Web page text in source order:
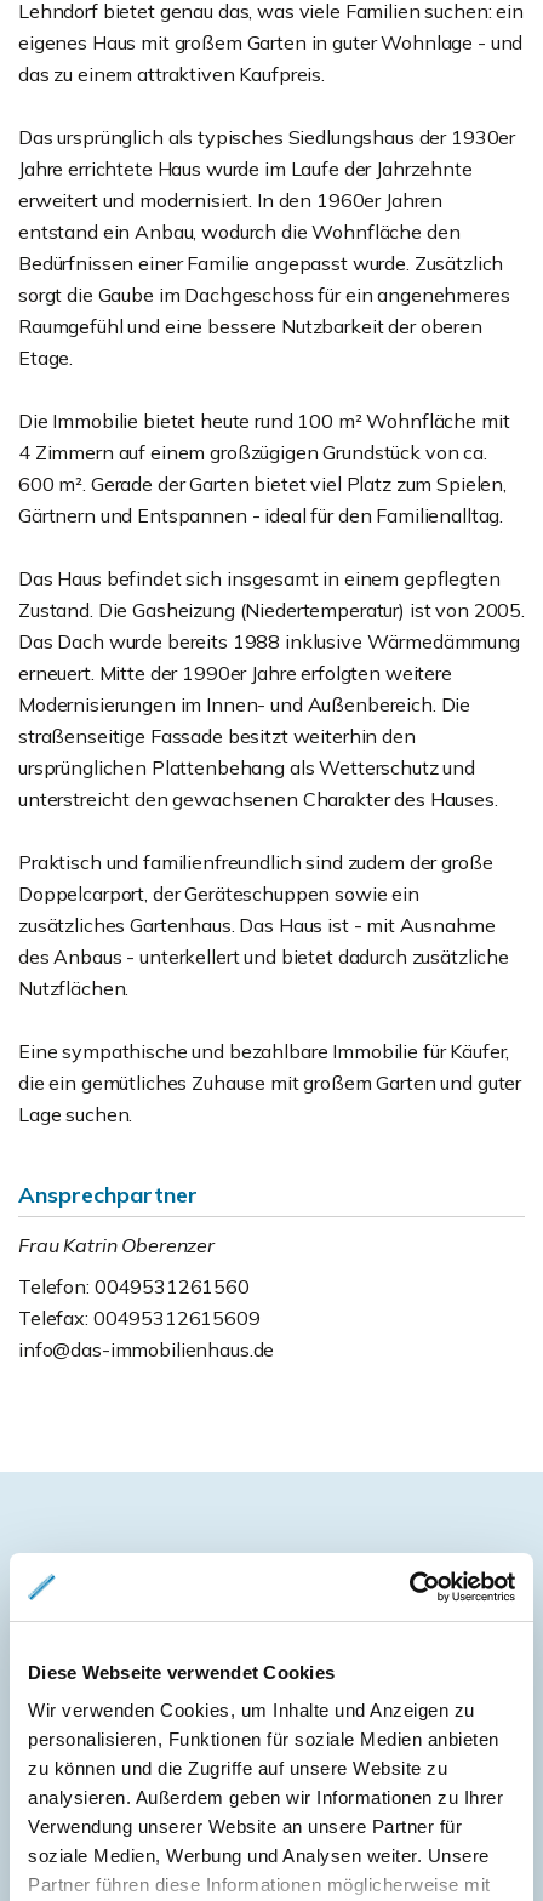
Diese Webseite verwendet Cookies
Wir verwenden Cookies, um Inhalte und Anzeigen zu
personalisieren, Funktionen für soziale Medien anbieten
zu können und die Zugriffe auf unsere Website zu
analysieren. Außerdem geben wir Informationen zu Ihrer
Verwendung unserer Website an unsere Partner für
soziale Medien, Werbung und Analysen weiter. Unsere
Partner führen diese Informationen möglicherweise mit
Lehndorf bietet genau das, was viele Familien suchen: ein
eigenes Haus mit großem Garten in guter Wohnlage - und
das zu einem attraktiven Kaufpreis.
Das ursprünglich als typisches Siedlungshaus der 1930er
Jahre errichtete Haus wurde im Laufe der Jahrzehnte
erweitert und modernisiert. In den 1960er Jahren
entstand ein Anbau, wodurch die Wohnfläche den
Bedürfnissen einer Familie angepasst wurde. Zusätzlich
sorgt die Gaube im Dachgeschoss für ein angenehmeres
Raumgefühl und eine bessere Nutzbarkeit der oberen
Etage.
Die Immobilie bietet heute rund 100 m² Wohnfläche mit
4 Zimmern auf einem großzügigen Grundstück von ca.
600 m². Gerade der Garten bietet viel Platz zum Spielen,
Gärtnern und Entspannen - ideal für den Familienalltag.
Das Haus befindet sich insgesamt in einem gepflegten
Zustand. Die Gasheizung (Niedertemperatur) ist von 2005.
Das Dach wurde bereits 1988 inklusive Wärmedämmung
erneuert. Mitte der 1990er Jahre erfolgten weitere
Modernisierungen im Innen- und Außenbereich. Die
straßenseitige Fassade besitzt weiterhin den
ursprünglichen Plattenbehang als Wetterschutz und
unterstreicht den gewachsenen Charakter des Hauses.
Praktisch und familienfreundlich sind zudem der große
Doppelcarport, der Geräteschuppen sowie ein
zusätzliches Gartenhaus. Das Haus ist - mit Ausnahme
des Anbaus - unterkellert und bietet dadurch zusätzliche
Nutzflächen.
Eine sympathische und bezahlbare Immobilie für Käufer,
die ein gemütliches Zuhause mit großem Garten und guter
Lage suchen.
Ansprechpartner
Frau Katrin Oberenzer
Telefon: 0049531261560
Telefax: 00495312615609
info@das-immobilienhaus.de
216,90 kWh / (m²*a)
Endenergiebedarf
Weitere Informationen